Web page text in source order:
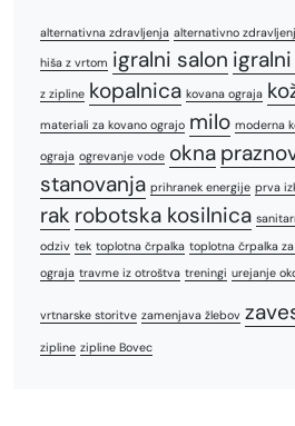
alternativna zdravljenja alternativno
hiša z vrtom igralni salon
z zipline kopalnica kovana ograja
materiali za kovano ograjo milo moderna
ograja ogrevanje vode okna
stanovanja prihranek energije prva
rak robotska kosilnica
odziv tek toplotna črpalka toplotna črpalka
ograja travme iz otroštva treningi urejanje
vrtnarske storitve zamenjava žlebov
zipline zipline Bovec